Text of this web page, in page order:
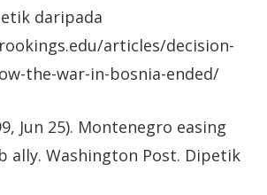
daripada
articles/decision-
the-war-in-bosnia-ended/
Jun 25). Montenegro easing
ally. Washington Post. Dipetik